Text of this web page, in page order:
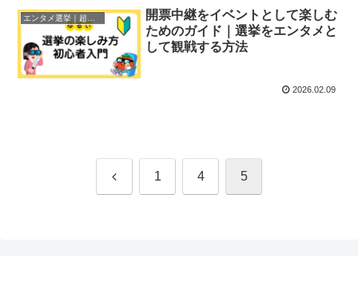
開票中継をイベントとして楽しむ
ためのガイド｜選挙をエンタメと
して観戦する方法
2026.02.09
前 1 4 5